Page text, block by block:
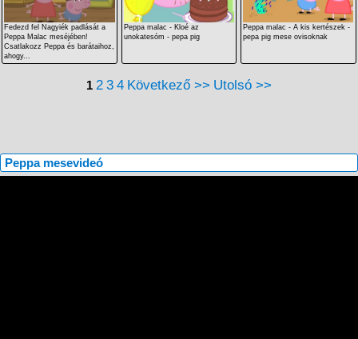
Fedezd fel Nagyiék padlását a
Peppa Malac meséjében!
Csatlakozz Peppa és barátaihoz,
ahogy...
Peppa malac - Kloé az
unokatesóm - pepa pig
Peppa malac - A kis kertészek -
pepa pig mese ovisoknak
1 2 3 4 Következő >> Utolsó >>
Peppa mesevideó